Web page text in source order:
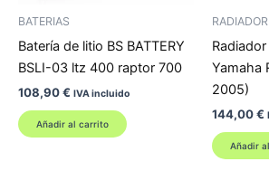
BATERIAS
Batería de litio BS BATTERY
BSLI-03 ltz 400 raptor 700
108,90€ IVA incluido
Añadir al carrito
Yamaha
2005)
144,00€
Añadir